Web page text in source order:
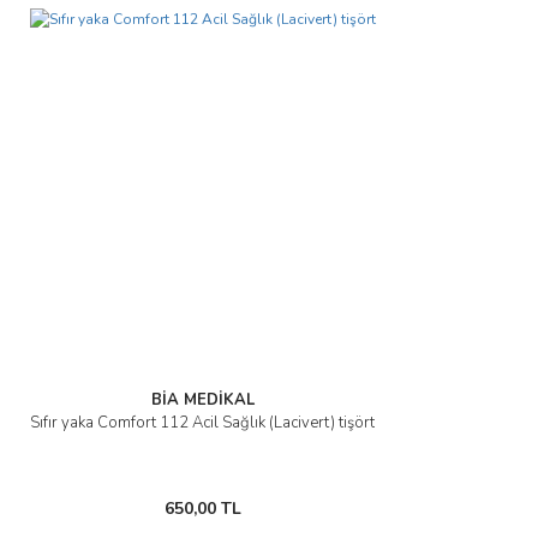
BİA MEDİKAL
Sıfır yaka Comfort 112 Acil Sağlık (Lacivert) tişört
650,00 TL